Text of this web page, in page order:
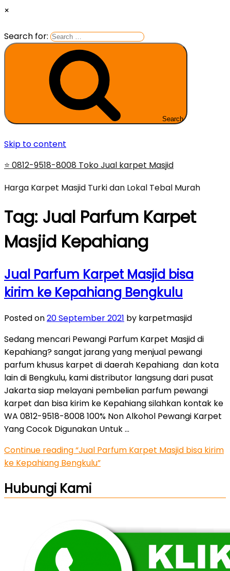
×
Search for:
Search
Skip to content
⭐ 0812-9518-8008 Toko Jual karpet Masjid
Harga Karpet Masjid Turki dan Lokal Tebal Murah
Tag: Jual Parfum Karpet
Masjid Kepahiang
Jual Parfum Karpet Masjid bisa
kirim ke Kepahiang Bengkulu
Posted on20 September 2021 by karpetmasjid
Sedang mencari Pewangi Parfum Karpet Masjid di
Kepahiang? sangat jarang yang menjual pewangi
parfum khusus karpet di daerah Kepahiang dan kota
lain di Bengkulu, kami distributor langsung dari pusat
Jakarta siap melayani pembelian parfum pewangi
karpet dan bisa kirim ke Kepahiang silahkan kontak ke
WA 0812-9518-8008 100% Non Alkohol Pewangi Karpet
Yang Cocok Digunakan Untuk …
Continue reading“Jual Parfum Karpet Masjid bisa kirim
ke Kepahiang Bengkulu”
Hubungi Kami